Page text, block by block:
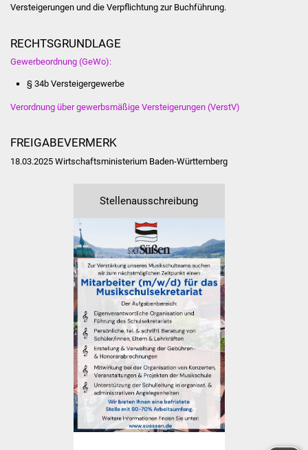
Sommerwochen für
Seniorenwohn- und
Pflegeheim
Familien
Familientreff
Kinder und Jugendliche
Schülerferienprogramm
Versteigerungen und die Verpflichtung zur Buchführung.
RECHTSGRUNDLAGE
Gewerbeordnung (GeWo):
§ 34b Versteigergewerbe
Verordnung über gewerbsmäßige Versteigerungen (VerstV)
FREIGABEVERMERK
18.03.2025 Wirtschaftsministerium Baden-Württemberg
Stellenausschreibung